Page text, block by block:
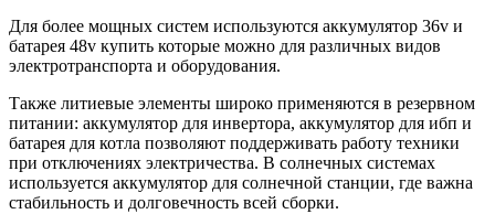
Для более мощных систем используются аккумулятор 36v и
батарея 48v купить которые можно для различных видов
электротранспорта и оборудования.
Также литиевые элементы широко применяются в резервном
питании: аккумулятор для инвертора, аккумулятор для ибп и
батарея для котла позволяют поддерживать работу техники
при отключениях электричества. В солнечных системах
используется аккумулятор для солнечной станции, где важна
стабильность и долговечность всей сборки.